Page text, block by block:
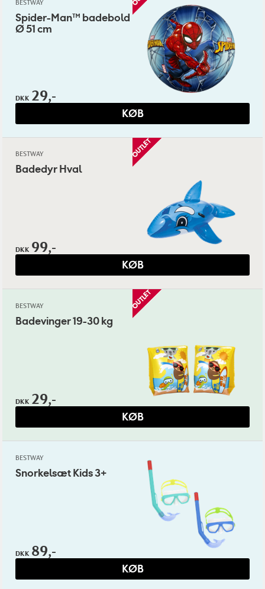
BESTWAY
Spider-Man™ badebold
Ø 51 cm
DKK 29,-
KØB
BESTWAY
Badedyr Hval
DKK 99,-
KØB
BESTWAY
Badevinger 19-30 kg
DKK 29,-
KØB
BESTWAY
Snorkelsæt Kids 3+
DKK 89,-
KØB